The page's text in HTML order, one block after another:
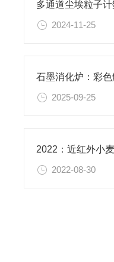
2024-11-25
2025-09-25
2022-08-30